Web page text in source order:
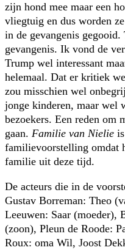
zijn hond mee maar een
vliegtuig en dus worden
in de gevangenis
gevangenis. Ik vond de
Trump wel interessant
helemaal. Dat er kritiek
zou misschien wel
jonge kinderen, maar wel
bezoekers. Een reden om
gaan. Familie van Nielie
familievoorstelling omdat
familie uit deze tijd.
De acteurs die in de
Gustav Borreman: Theo
Leeuwen: Saar (moeder),
(zoon), Pleun de Roode:
Roux: oma Wil, Joost